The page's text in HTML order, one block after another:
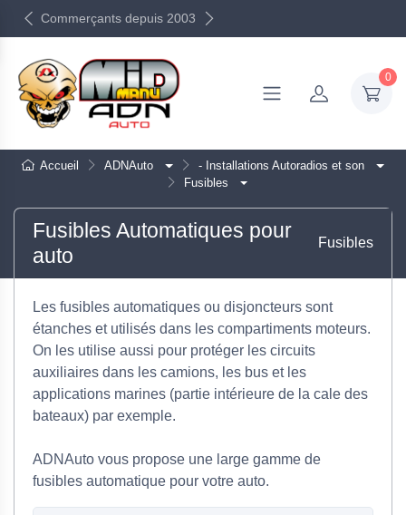
Commerçants depuis 2003
0
Accueil ADNAuto
- Installations Autoradios et son
Fusibles
Fusibles Automatiques pour
auto
Fusibles
Les fusibles automatiques ou disjoncteurs sont
étanches et utilisés dans les compartiments moteurs.
On les utilise aussi pour protéger les circuits
auxiliaires dans les camions, les bus et les
applications marines (partie intérieure de la cale des
bateaux) par exemple.
ADNAuto vous propose une large gamme de
fusibles automatique pour votre auto.